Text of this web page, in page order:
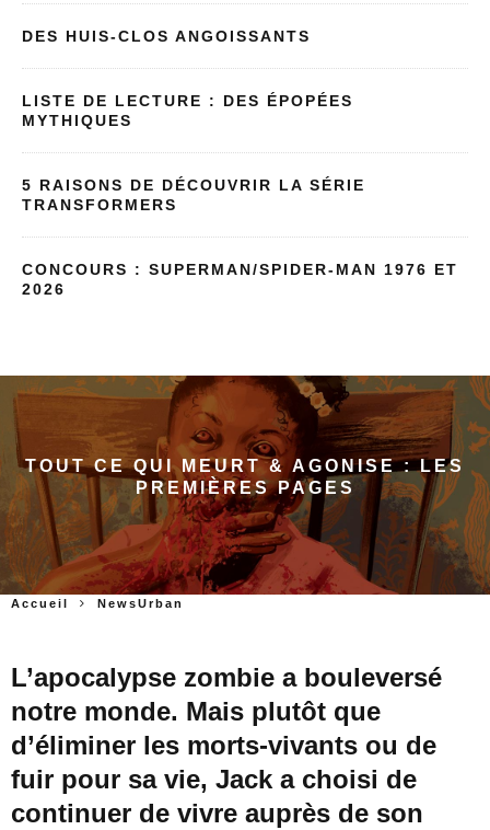
DES HUIS-CLOS ANGOISSANTS
LISTE DE LECTURE : DES ÉPOPÉES
MYTHIQUES
5 RAISONS DE DÉCOUVRIR LA SÉRIE
TRANSFORMERS
CONCOURS : SUPERMAN/SPIDER-MAN 1976 ET
2026
TOUT CE QUI MEURT & AGONISE : LES
PREMIÈRES PAGES
Accueil NewsUrban
L’apocalypse zombie a bouleversé
notre monde. Mais plutôt que
d’éliminer les morts-vivants ou de
fuir pour sa vie, Jack a choisi de
continuer de vivre auprès de son